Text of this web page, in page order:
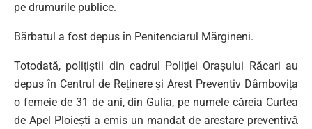
pe drumurile publice.
Bărbatul a fost depus în Penitenciarul Mărgineni.
Totodată, polițiștii din cadrul Poliției Orașului Răcari au
depus în Centrul de Reținere și Arest Preventiv Dâmbovița
o femeie de 31 de ani, din Gulia, pe numele căreia Curtea
de Apel Ploiești a emis un mandat de arestare preventivă